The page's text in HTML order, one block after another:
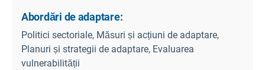
Abordări de adaptare:
Politici sectoriale, Măsuri și acțiuni de adaptare,
Planuri și strategii de adaptare, Evaluarea
vulnerabilității